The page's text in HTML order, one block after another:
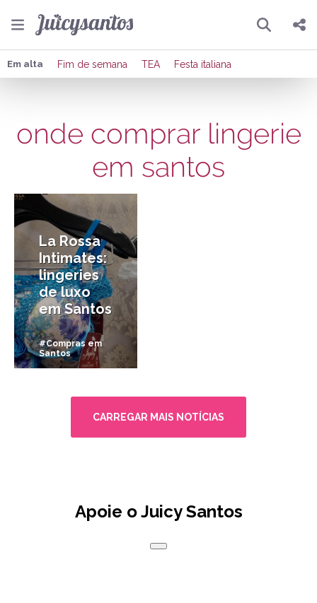
Pesquisar
Compartilhar
Enviar por Whatsapp
Publicar no Facebook
Em alta Fim de semana TEA Festa italiana
onde comprar lingerie
em santos
La Rossa
Intimates:
lingeries
de luxo
em Santos
#Compras em
Santos
CARREGAR MAIS NOTÍCIAS
Apoie o Juicy Santos